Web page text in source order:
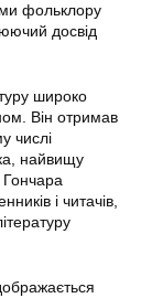
фольклору
досвід
широко
Він отримав
числі
найвищу
Гончара
і читачів,